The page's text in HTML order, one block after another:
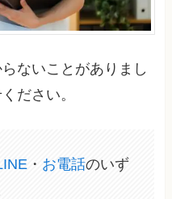
ないことがありまし
ださい。
・ お電話のいず